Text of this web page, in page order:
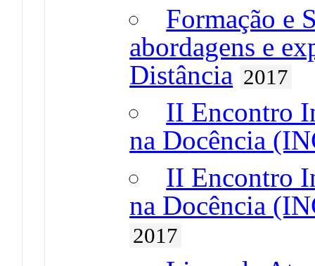
Formação e
abordagens e
Distância 2017
II Encontro
na Docência
II Encontro
na Docência
2017